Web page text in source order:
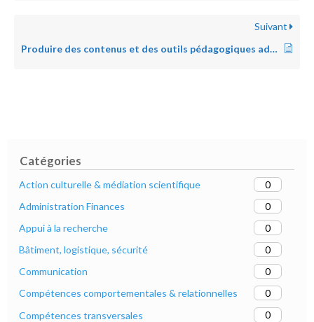
Catégories
Action culturelle & médiation scientifique
0
Administration Finances
0
Appui à la recherche
0
Bâtiment, logistique, sécurité
0
Communication
0
Compétences comportementales & relationnelles
0
Compétences transversales
0
Suivant
Produire des contenus et des outils pédagogiques adaptés au niveau et aux besoins des publics